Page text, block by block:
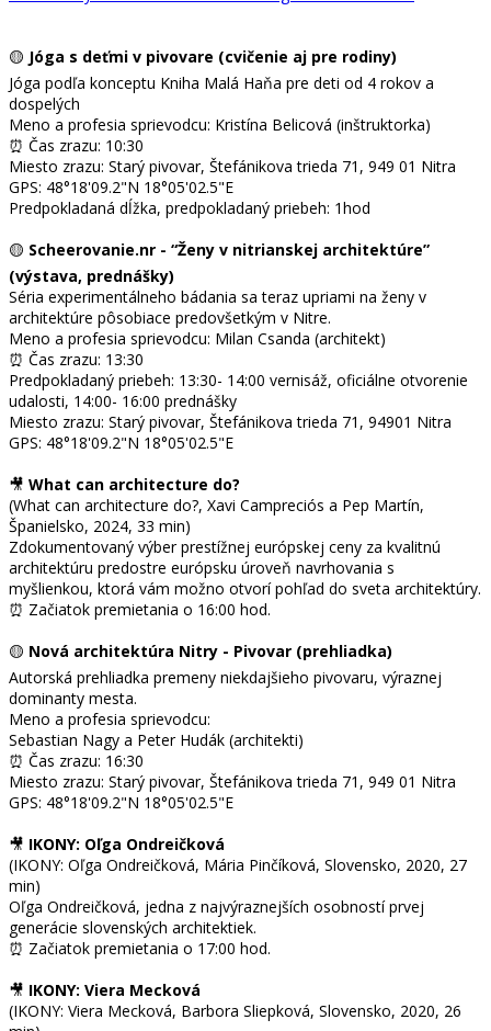
🟡 Jóga s deťmi v pivovare (cvičenie aj pre rodiny)
Jóga podľa konceptu Kniha Malá Haňa pre deti od 4 rokov a
dospelých
Meno a profesia sprievodcu: Kristína Belicová (inštruktorka)
⏰ Čas zrazu: 10:30
Miesto zrazu: Starý pivovar, Štefánikova trieda 71, 949 01 Nitra
GPS: 48°18'09.2"N 18°05'02.5"E
Predpokladaná dĺžka, predpokladaný priebeh: 1hod
🟡 Scheerovanie.nr - “Ženy v nitrianskej architektúre”
(výstava, prednášky)
Séria experimentálneho bádania sa teraz upriami na ženy v
architektúre pôsobiace predovšetkým v Nitre.
Meno a profesia sprievodcu: Milan Csanda (architekt)
⏰ Čas zrazu: 13:30
Predpokladaný priebeh: 13:30- 14:00 vernisáž, oficiálne otvorenie
udalosti, 14:00- 16:00 prednášky
Miesto zrazu: Starý pivovar, Štefánikova trieda 71, 94901 Nitra
GPS: 48°18'09.2"N 18°05'02.5"E
🎥 What can architecture do?
(What can architecture do?, Xavi Campreciós a Pep Martín,
Španielsko, 2024, 33 min)
Zdokumentovaný výber prestížnej európskej ceny za kvalitnú
architektúru predostre európsku úroveň navrhovania s
myšlienkou, ktorá vám možno otvorí pohľad do sveta architektúry.
⏰ Začiatok premietania o 16:00 hod.
🟡 Nová architektúra Nitry - Pivovar (prehliadka)
Autorská prehliadka premeny niekdajšieho pivovaru, výraznej
dominanty mesta.
Meno a profesia sprievodcu:
Sebastian Nagy a Peter Hudák (architekti)
⏰ Čas zrazu: 16:30
Miesto zrazu: Starý pivovar, Štefánikova trieda 71, 949 01 Nitra
GPS: 48°18'09.2"N 18°05'02.5"E
🎥 IKONY: Oľga Ondreičková
(IKONY: Oľga Ondreičková, Mária Pinčíková, Slovensko, 2020, 27
min)
Oľga Ondreičková, jedna z najvýraznejších osobností prvej
generácie slovenských architektiek.
⏰ Začiatok premietania o 17:00 hod.
🎥 IKONY: Viera Mecková
(IKONY: Viera Mecková, Barbora Sliepková, Slovensko, 2020, 26